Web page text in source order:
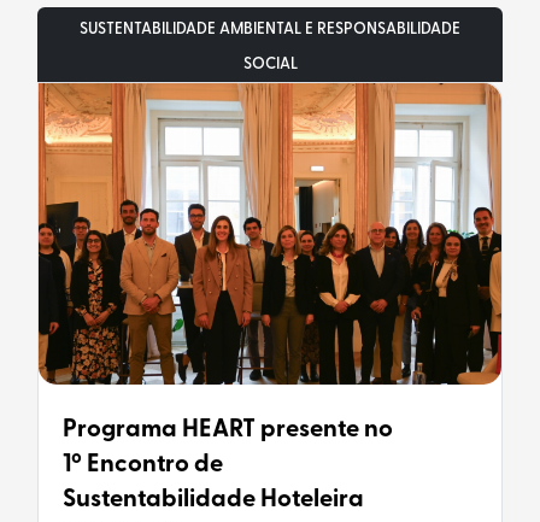
SUSTENTABILIDADE AMBIENTAL E RESPONSABILIDADE
SOCIAL
Programa HEART presente no
1º Encontro de
Sustentabilidade Hoteleira